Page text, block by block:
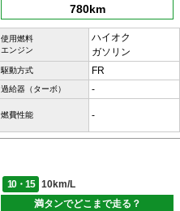
780km
使用燃料
エンジン
ハイオク
ガソリン
駆動方式 FR
過給器（ターボ） -
燃費性能 -
10・15
10km/L
満タンでどこまで走る？